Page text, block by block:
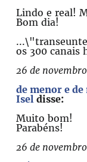
Lindo e real!
Bom dia!
os 300 canais
26 de
de menor e
Isel disse:
Muito bom!
Parabéns!
26 de